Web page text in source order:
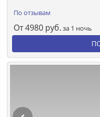
По отзывам
От4980 руб. за 1 ночь